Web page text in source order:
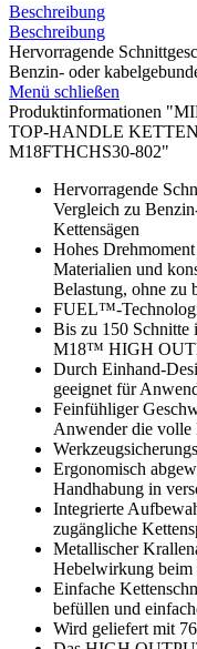
Beschreibung
Beschreibung
Hervorragende
Benzin- oder
Menü schließen
Produktinformationen
TOP-HANDLE
M18FTHCHS30-802"
Hervorragende
Vergleich zu
Kettensägen
Hohes
Materialien und
Belastung, ohne zu
FUEL™-
Bis zu 150 Schnitte
M18™ HIGH
Durch Einhand-
geeignet für
Feinfühliger
Anwender die volle
Ergonomisch
Handhabung in
Integrierte
zugängliche
Metallischer
Hebelwirkung beim
Einfache
befüllen und
Wird geliefert mit